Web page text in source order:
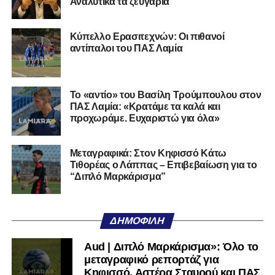
Ο 24χρονος τερματοφύλακας (γεννημένος στις
27/06/2002) προέρχεται επίσης από μία γεμάτη χρονιά
στη Γ’ Εθνική με τον ΠΑΣ Λαμία. Στο παρελθόν
αγωνίστηκε στον Λεβαδειακό, ενώ πέρασε και από ομάδες
της Serie D στην Ιταλία, όπως οι Nocerina, S. Maria
Cilento και Castrovillari, έχοντας ξεκινήσει την
ποδοσφαιρική του διαδρομή από τον Απόλλωνα Σμύρνης.
Τον καλωσορίζουμε στην οικογένεια του Σαρωνικού και
του ευχόμαστε υγεία και επιτυχίες.»
Ακολουθήστε τοlamiara.grστοGoogle Newsγια να
μαθαίνετε πρώτοι τα κυανόλευκα νέα στην Ελλάδα και τον
Twitterκαι στοInstagram
μαθαίνετε σε χρόνο dt όλα τα νέα.
Κύπελλο Ερασιτεχνών: Οι πιθανοί
αντίπαλοι του ΠΑΣ Λαμία
Το «αντίο» του Βασίλη Τρούμπουλου στον
ΠΑΣ Λαμία: «Κρατάμε τα καλά και
προχωράμε. Ευχαριστώ για όλα»
Μεταγραφικά: Στον Κηφισσό Κάτω
Τιθορέας ο Λάππας – Επιβεβαίωση για το
“Διπλό Μαρκάρισμα”
ΔΗΜΟΦΙΛΉ
Aud | Διπλό Μαρκάρισμα»: Όλο το
μεταγραφικό ρεπορτάζ για